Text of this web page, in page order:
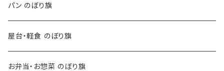
パン のぼり旗
屋台・軽食 のぼり旗
お弁当・お惣菜 のぼり旗